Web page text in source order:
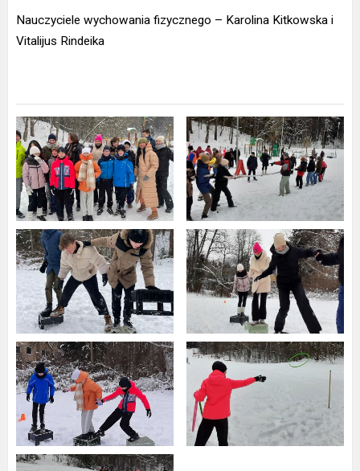
Nauczyciele wychowania fizycznego – Karolina Kitkowska i
Vitalijus Rindeika